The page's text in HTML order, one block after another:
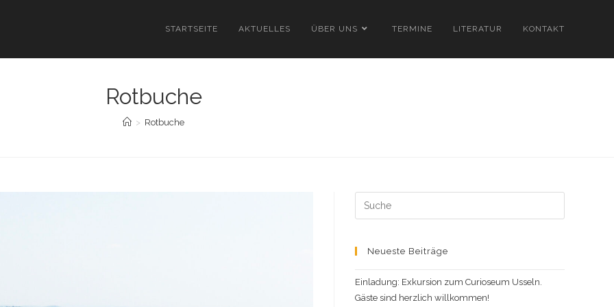
STARTSEITE AKTUELLES ÜBER UNS TERMINE LITERATUR KONTAKT
Rotbuche
> Rotbuche
Search
this
Neueste Beiträge
Einladung: Exkursion zum Curioseum Usseln.
Gäste sind herzlich willkommen!